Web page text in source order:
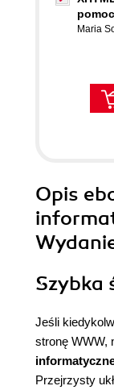
pomoc
Maria
Opis
Szybka
Jeśli
stronę WWW,
Przejrzysty